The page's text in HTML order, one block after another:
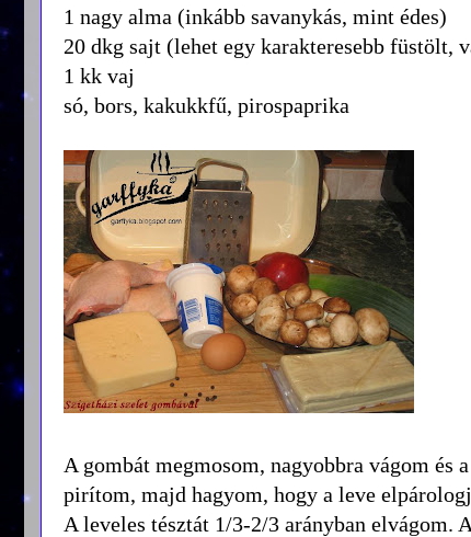
1 nagy alma (inkább savanykás, mint édes)
20 dkg sajt (lehet egy karakteresebb füstölt,
1 kk vaj
só, bors, kakukkfű, pirospaprika
A gombát megmosom, nagyobbra vágom
pirítom, majd hagyom, hogy a leve
A leveles tésztát 1/3-2/3 arányban elvágom.